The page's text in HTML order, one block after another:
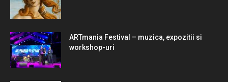
ARTmania Festival – muzica, expozitii si
workshop-uri